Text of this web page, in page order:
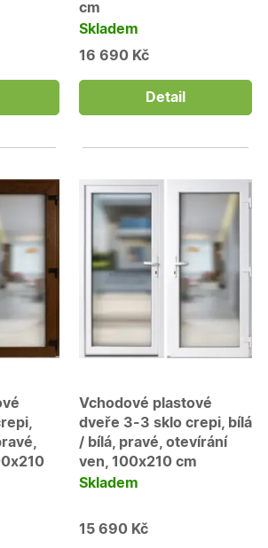
cm
Skladem
16 690 Kč
Detail
Vchodové plastové
dveře 3-3 sklo crepi, bílá
/ bílá, pravé, otevírání
ven, 100x210 cm
Skladem
15 690 Kč
Funkční cookies
nutné cookies
Analytické cookies
soubory cookie umožňují základní
stránek, jako je přihlášení
účtu. Webové stránky nelze bez
souborů cookie správně používat.
Poskytovatel/
Doména
Vyprší Popis
.oknadverenamiru.cz
týdny
Tento
jedinečné
sledovala
zlepšila
oknadverenamiru.cz